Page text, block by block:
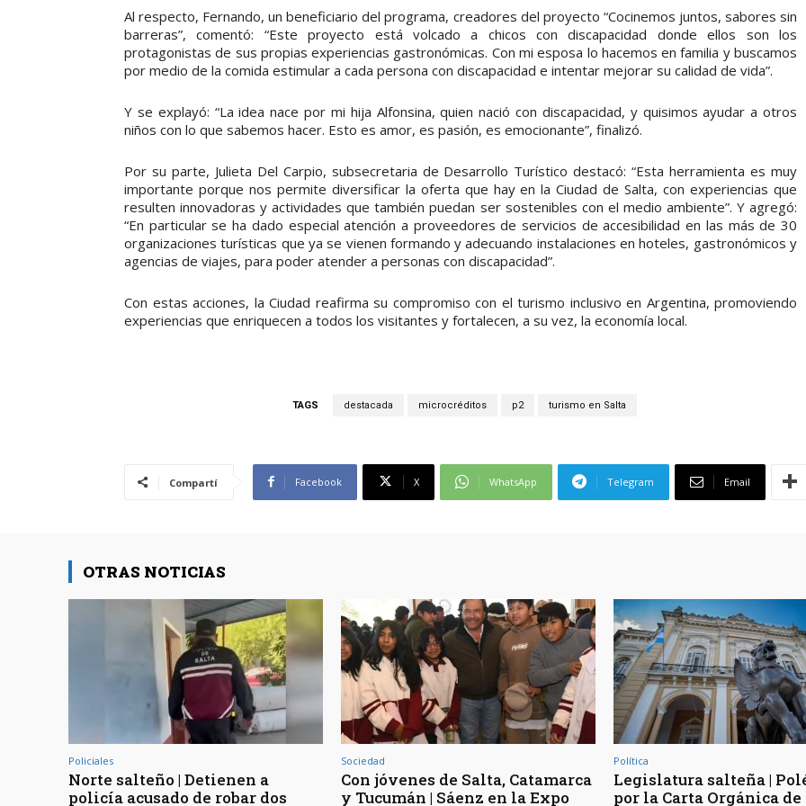
Al respecto, Fernando, un beneficiario del programa, creadores del proyecto “Cocinemos juntos, sabores sin
barreras”, comentó: “Este proyecto está volcado a chicos con discapacidad donde ellos son los
protagonistas de sus propias experiencias gastronómicas. Con mi esposa lo hacemos en familia y buscamos
por medio de la comida estimular a cada persona con discapacidad e intentar mejorar su calidad de vida”.
Y se explayó: “La idea nace por mi hija Alfonsina, quien nació con discapacidad, y quisimos ayudar a otros
niños con lo que sabemos hacer. Esto es amor, es pasión, es emocionante”, finalizó.
Por su parte, Julieta Del Carpio, subsecretaria de Desarrollo Turístico destacó: “Esta herramienta es muy
importante porque nos permite diversificar la oferta que hay en la Ciudad de Salta, con experiencias que
resulten innovadoras y actividades que también puedan ser sostenibles con el medio ambiente”. Y agregó:
“En particular se ha dado especial atención a proveedores de servicios de accesibilidad en las más de 30
organizaciones turísticas que ya se vienen formando y adecuando instalaciones en hoteles, gastronómicos y
agencias de viajes, para poder atender a personas con discapacidad”.
Con estas acciones, la Ciudad reafirma su compromiso con el turismo inclusivo en Argentina, promoviendo
experiencias que enriquecen a todos los visitantes y fortalecen, a su vez, la economía local.
TAGS destacada microcréditos p2 turismo en Salta
Compartí Facebook X WhatsApp Telegram Email
OTRAS NOTICIAS
Policiales
Norte salteño | Detienen a
policía acusado de robar dos
Sociedad
Con jóvenes de Salta, Catamarca
y Tucumán | Sáenz en la Expo
Política
Legislatura salteña |
por la Carta Orgánica de